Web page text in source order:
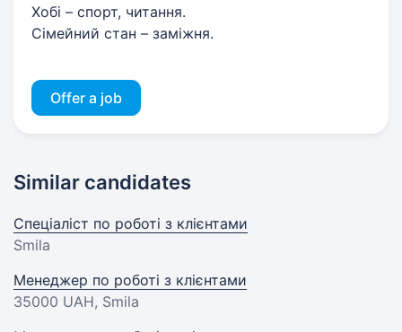
Хобі – спорт, читання.
Сімейний стан – заміжня.
Offer a job
Similar candidates
Спеціаліст по роботі з клієнтами
Smila
Менеджер по роботі з клієнтами
35000 UAH, Smila